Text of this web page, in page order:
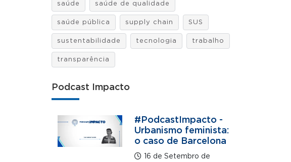
saúde saúde de qualidade
saúde pública supply chain SUS
sustentabilidade tecnologia trabalho
transparência
Podcast Impacto
#PodcastImpacto -
Urbanismo feminista:
o caso de Barcelona
16 de Setembro de